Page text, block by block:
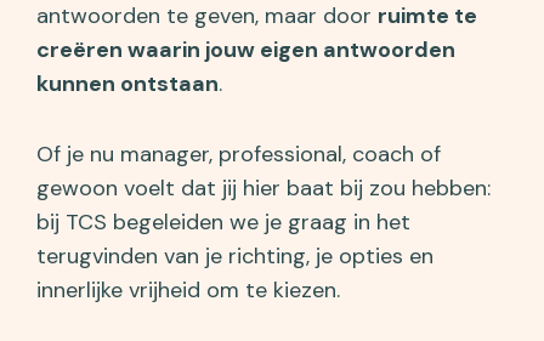
antwoorden te geven, maar door ruimte te
creëren waarin jouw eigen antwoorden
kunnen ontstaan.
Of je nu manager, professional, coach of
gewoon voelt dat jij hier baat bij zou hebben:
bij TCS begeleiden we je graag in het
terugvinden van je richting, je opties en
innerlijke vrijheid om te kiezen.